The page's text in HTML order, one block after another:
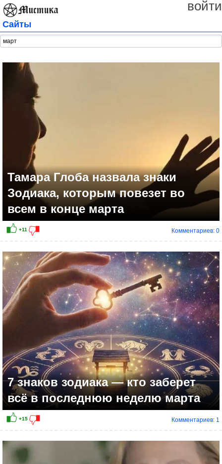
войти
Сайты
Тамара Глоба назвала знаки
Зодиака, которым повезет во
всем в конце марта
Комментариев: 0
7 знаков зодиака — кто заберет
всё в последнюю неделю марта
Комментариев: 1